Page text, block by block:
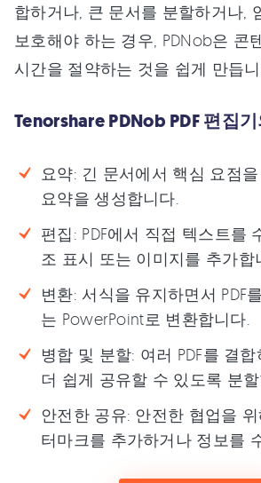
합하거나, 큰 문서를 분할하거나,
보호해야 하는 경우, PDNob은 콘
시간을 절약하는 것을 쉽게 만듭니
Tenorshare PDNob PDF 편집
요약: 긴 문서에서 핵심 요점
요약을 생성합니다.
편집: PDF에서 직접 텍스트를
조 표시 또는 이미지를 추가합
변환: 서식을 유지하면서 PDF
는 PowerPoint로 변환합니다.
병합 및 분할: 여러 PDF를 결
더 쉽게 공유할 수 있도록 분할
안전한 공유: 안전한 협업을
터마크를 추가하거나 정보를